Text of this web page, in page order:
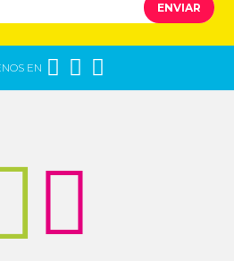
ENVIAR
EN   
